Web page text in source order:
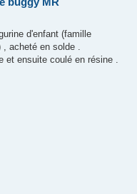
d'enfant (famille
acheté en solde .
et ensuite coulé en résine .